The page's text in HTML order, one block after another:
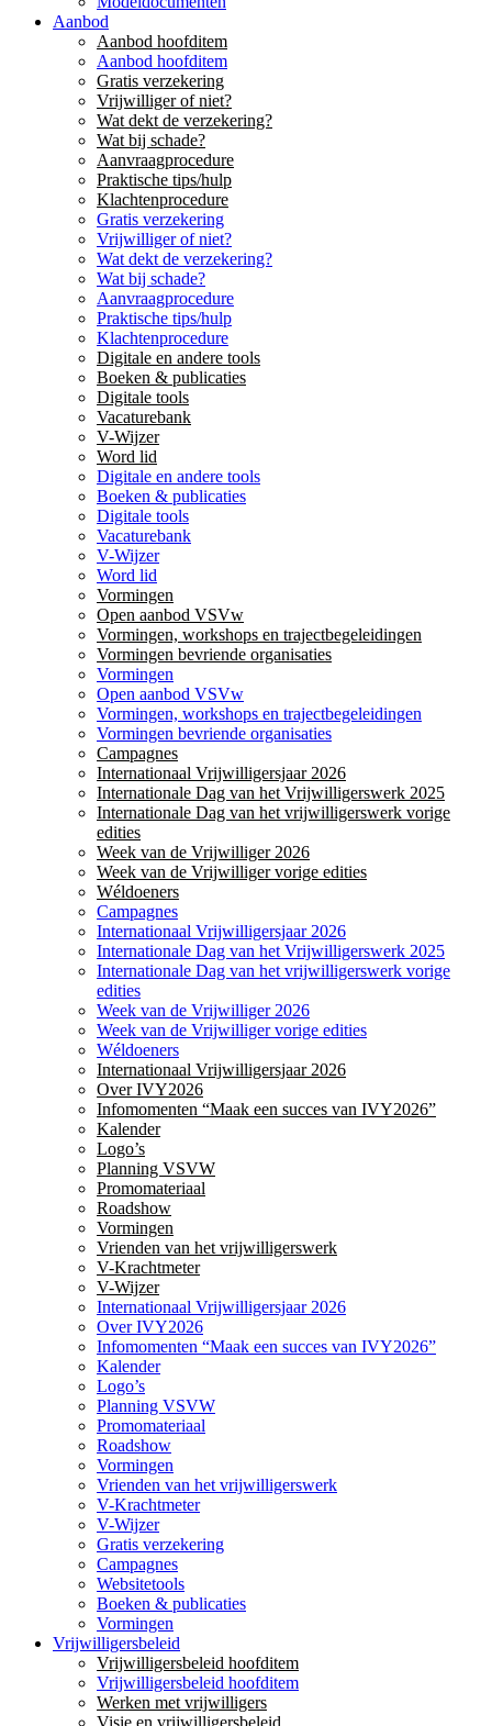
Aanbod
Aanbod hoofditem
Aanbod hoofditem
Gratis verzekering
Vrijwilliger of niet?
Wat dekt de verzekering?
Wat bij schade?
Aanvraagprocedure
Praktische tips/hulp
Klachtenprocedure
Gratis verzekering
Vrijwilliger of niet?
Wat dekt de verzekering?
Wat bij schade?
Aanvraagprocedure
Praktische tips/hulp
Klachtenprocedure
Digitale en andere tools
Boeken & publicaties
Digitale tools
Vacaturebank
V-Wijzer
Word lid
Digitale en andere tools
Boeken & publicaties
Digitale tools
Vacaturebank
V-Wijzer
Word lid
Vormingen
Open aanbod VSVw
Vormingen, workshops en trajectbegeleidingen
Vormingen bevriende organisaties
Vormingen
Open aanbod VSVw
Vormingen, workshops en trajectbegeleidingen
Vormingen bevriende organisaties
Campagnes
Internationaal Vrijwilligersjaar 2026
Internationale Dag van het Vrijwilligerswerk 2025
Internationale Dag van het vrijwilligerswerk vorige
edities
Week van de Vrijwilliger 2026
Week van de Vrijwilliger vorige edities
Wéldoeners
Campagnes
Internationaal Vrijwilligersjaar 2026
Internationale Dag van het Vrijwilligerswerk 2025
Internationale Dag van het vrijwilligerswerk vorige
edities
Week van de Vrijwilliger 2026
Week van de Vrijwilliger vorige edities
Wéldoeners
Internationaal Vrijwilligersjaar 2026
Over IVY2026
Infomomenten “Maak een succes van IVY2026”
Kalender
Logo’s
Planning VSVW
Promomateriaal
Roadshow
Vormingen
Vrienden van het vrijwilligerswerk
V-Krachtmeter
V-Wijzer
Internationaal Vrijwilligersjaar 2026
Over IVY2026
Infomomenten “Maak een succes van IVY2026”
Kalender
Logo’s
Planning VSVW
Promomateriaal
Roadshow
Vormingen
Vrienden van het vrijwilligerswerk
V-Krachtmeter
V-Wijzer
Gratis verzekering
Campagnes
Websitetools
Boeken & publicaties
Vormingen
Vrijwilligersbeleid
Vrijwilligersbeleid hoofditem
Vrijwilligersbeleid hoofditem
Werken met vrijwilligers
Visie en vrijwilligersbeleid